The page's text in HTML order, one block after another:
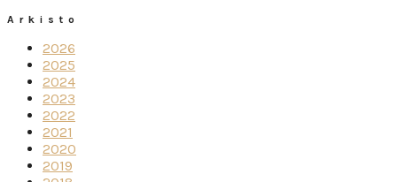
Arkisto
2026
2025
2024
2023
2022
2021
2020
2019